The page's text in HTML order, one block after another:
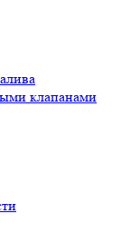
клапанами